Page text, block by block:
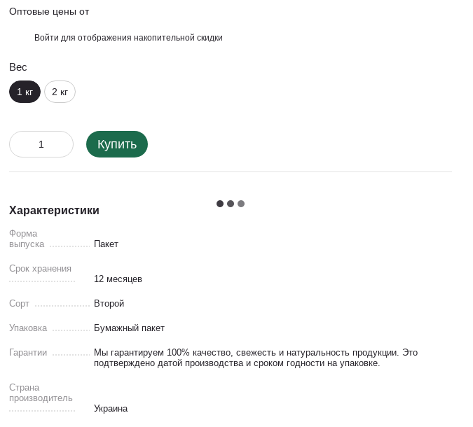
Оптовые цены от
Войти для отображения накопительной скидки
Вес
1 кг 2 кг
Купить
Характеристики
Форма
выпуска
Пакет
Срок хранения
12 месяцев
Сорт Второй
Упаковка Бумажный пакет
Гарантии
Мы гарантируем 100% качество, свежесть и натуральность продукции. Это
подтверждено датой производства и сроком годности на упаковке.
Страна
производитель
Украина